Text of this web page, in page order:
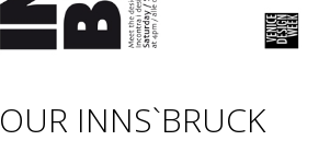
INNS`BRUCK